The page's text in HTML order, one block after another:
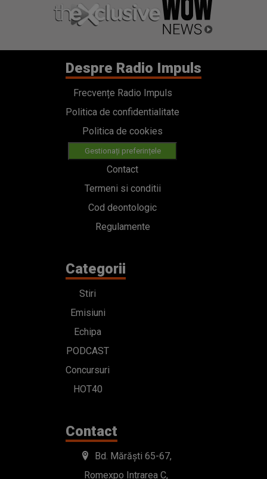
Despre Radio Impuls
Frecvențe Radio Impuls
Politica de confidentialitate
Politica de cookies
Gestionați preferințele
Contact
Termeni si conditii
Cod deontologic
Regulamente
Categorii
Stiri
Emisiuni
Echipa
PODCAST
Concursuri
HOT40
Contact
Bd. Mărăști 65-67,
Romexpo Intrarea C,